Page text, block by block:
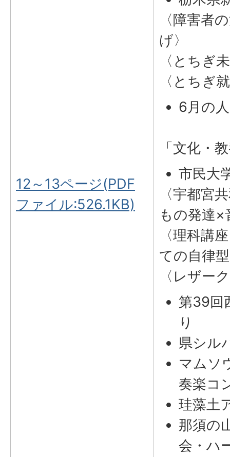
12～13ページ(PDF
ファイル:526.1KB)
〈障害者
げ〉
〈とちぎ
〈とちぎ
6月の
「文化・
市民大
〈宇都宮
もの発達×
〈理科講
ての自律
〈レザー
第39回
り
県シル
マムソ
奏楽コ
珪藻土
那須の
会・ハ